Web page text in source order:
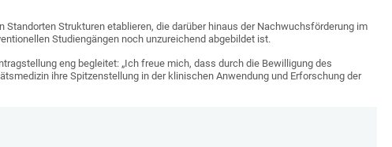
Strukturen etablieren, die darüber hinaus der Nachwuchsförderung im
Studiengängen noch unzureichend abgebildet ist.
eng begleitet: „Ich freue mich, dass durch die Bewilligung des
ihre Spitzenstellung in der klinischen Anwendung und Erforschung der